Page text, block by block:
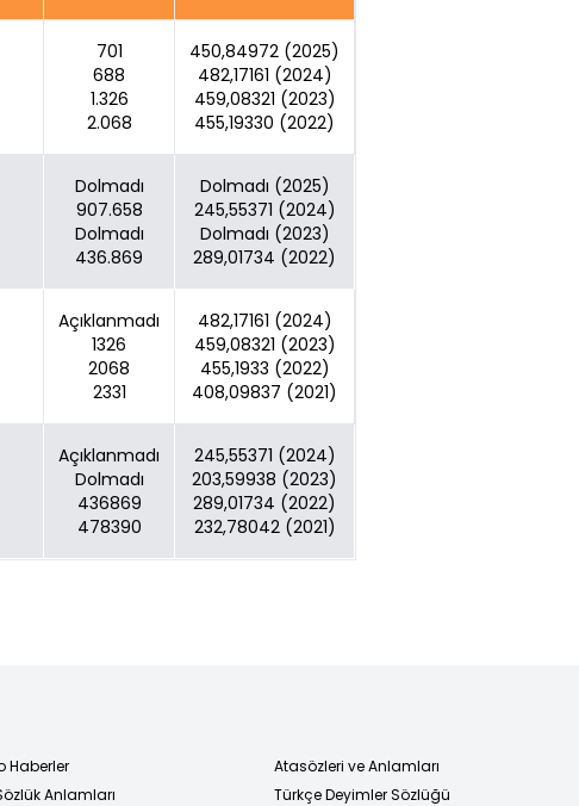
701
688
1.326
2.068
450,84972 (2025)
482,17161 (2024)
459,08321 (2023)
455,19330 (2022)
Dolmadı
907.658
Dolmadı
436.869
Dolmadı (2025)
245,55371 (2024)
Dolmadı (2023)
289,01734 (2022)
Açıklanmadı
1326
2068
2331
482,17161 (2024)
459,08321 (2023)
455,1933 (2022)
408,09837 (2021)
Açıklanmadı
Dolmadı
436869
478390
245,55371 (2024)
203,59938 (2023)
289,01734 (2022)
232,78042 (2021)
Haberler
Anlamları
Atasözleri ve Anlamları
Türkçe Deyimler Sözlüğü